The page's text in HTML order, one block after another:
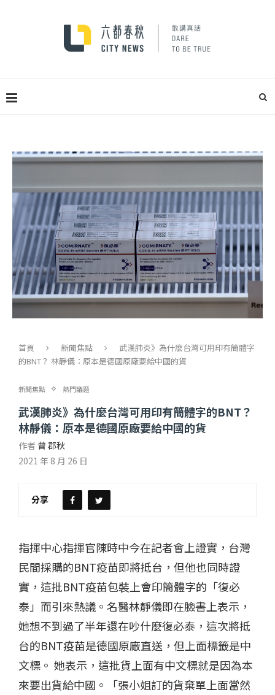
首頁 新聞焦點
武漢肺炎》為什麼台灣可用印有簡體字
的BNT？ 林靜儀：原本是德國原廠要給中國的貨
新聞焦點 熱門議題
武漢肺炎》為什麼台灣可用印有簡體字的BNT？
林靜儀：原本是德國原廠要給中國的貨
作者 曾 郡秋
2021 年 8 月 26 日
分享
指揮中心指揮官陳時中今在記者會上證實，台灣
民間採購的BNT疫苗即將抵台，但他也同時證
實，這批BNT疫苗包裝上會印簡體字的「復必
泰」而引來熱議。名醫林靜儀即在臉書上表示，
她想不到過了半年還在吵什麼復必泰，這次將抵
台的BNT疫苗是德國原廠直送，但上面標籤是中
文標。 她表示，這批貨上面有中文標就是因為本
來要出貨給中國。「張小姐訂的貨棄單上面當然